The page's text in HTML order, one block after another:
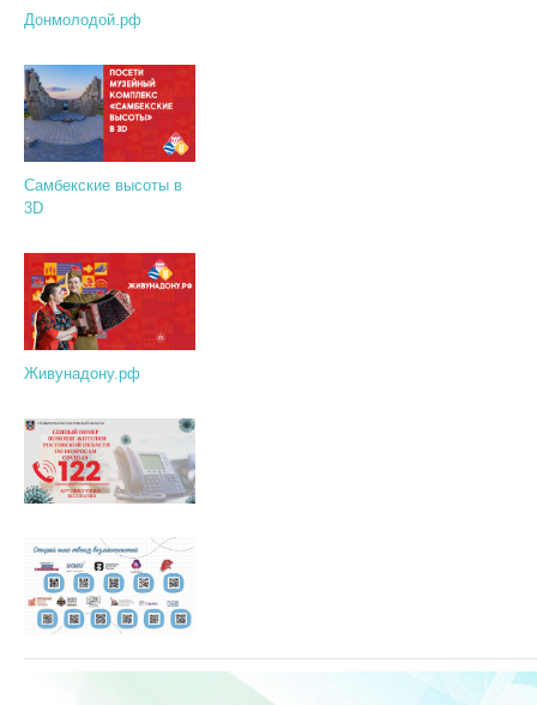
Донмолодой.рф
Самбекские высоты в
3D
Живунадону.рф